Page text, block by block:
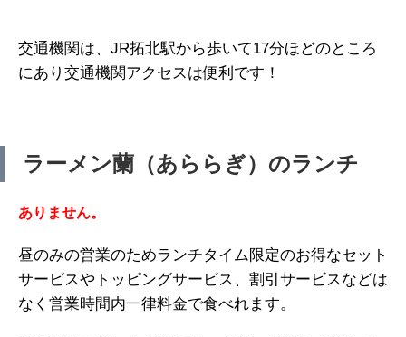
交通機関は、JR拓北駅から歩いて17分ほどのところ
にあり交通機関アクセスは便利です！
ラーメン蘭（あららぎ）のランチ
ありません。
昼のみの営業のためランチタイム限定のお得なセット
サービスやトッピングサービス、割引サービスなどは
なく営業時間内一律料金で食べれます。